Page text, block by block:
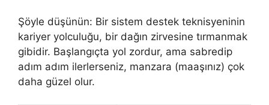
Şöyle düşünün: Bir sistem destek teknisyeninin
kariyer yolculuğu, bir dağın zirvesine tırmanmak
gibidir. Başlangıçta yol zordur, ama sabredip
adım adım ilerlerseniz, manzara (maaşınız) çok
daha güzel olur.